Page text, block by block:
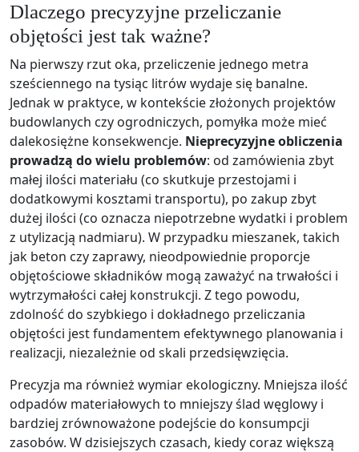
Dlaczego precyzyjne przeliczanie
objętości jest tak ważne?
Na pierwszy rzut oka, przeliczenie jednego metra
sześciennego na tysiąc litrów wydaje się banalne.
Jednak w praktyce, w kontekście złożonych projektów
budowlanych czy ogrodniczych, pomyłka może mieć
dalekosiężne konsekwencje. Nieprecyzyjne obliczenia
prowadzą do wielu problemów: od zamówienia zbyt
małej ilości materiału (co skutkuje przestojami i
dodatkowymi kosztami transportu), po zakup zbyt
dużej ilości (co oznacza niepotrzebne wydatki i problem
z utylizacją nadmiaru). W przypadku mieszanek, takich
jak beton czy zaprawy, nieodpowiednie proporcje
objętościowe składników mogą zaważyć na trwałości i
wytrzymałości całej konstrukcji. Z tego powodu,
zdolność do szybkiego i dokładnego przeliczania
objętości jest fundamentem efektywnego planowania i
realizacji, niezależnie od skali przedsięwzięcia.
Precyzja ma również wymiar ekologiczny. Mniejsza ilość
odpadów materiałowych to mniejszy ślad węglowy i
bardziej zrównoważone podejście do konsumpcji
zasobów. W dzisiejszych czasach, kiedy coraz większą